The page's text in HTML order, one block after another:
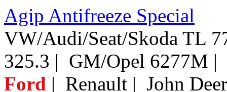
Agip Antifreeze Special
VW/Audi/Seat/Skoda TL
325.3 | GM/Opel 6277M
Ford | Renault | John